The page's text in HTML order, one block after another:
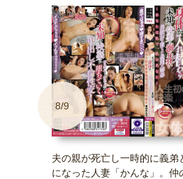
8/9
夫の親が死亡し一時的に義弟
になった人妻「かんな」。仲